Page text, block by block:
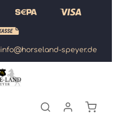
info@horseland-speyer.de